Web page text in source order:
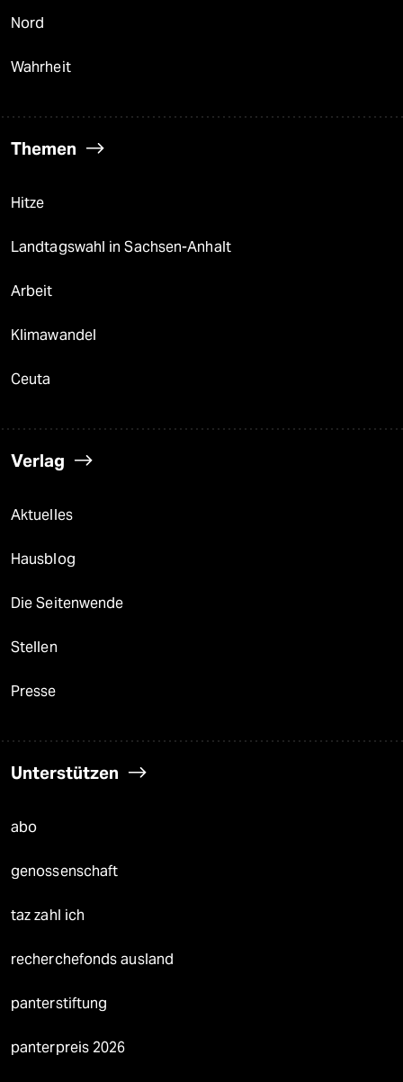
Nord
Wahrheit
Themen
Hitze
Landtagswahl in Sachsen-Anhalt
Arbeit
Klimawandel
Ceuta
Verlag
Aktuelles
Hausblog
Die Seitenwende
Stellen
Presse
Unterstützen
abo
genossenschaft
taz zahl ich
recherchefonds ausland
panterstiftung
panterpreis 2026